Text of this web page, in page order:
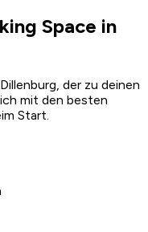
Space in
der zu deinen
mit den besten
Start.